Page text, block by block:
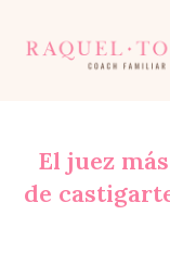
contenido
El juez
de